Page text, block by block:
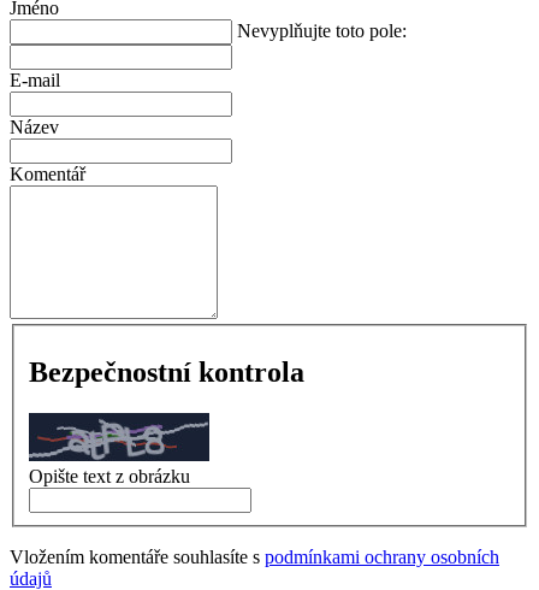
Jméno
Nevyplňujte toto pole:
E-mail
Název
Komentář
Bezpečnostní kontrola
Opište text z obrázku
Vložením komentáře souhlasíte s podmínkami ochrany osobních
údajů